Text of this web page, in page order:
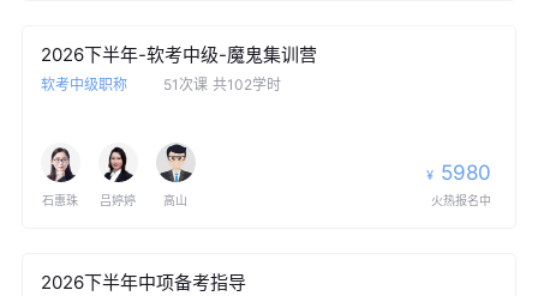
2026下半年-软考中级-魔鬼集训营
软考中级职称 51次课 共102学时
石惠珠 吕婷婷 高山
¥ 5980
火热报名中
2026下半年中项备考指导